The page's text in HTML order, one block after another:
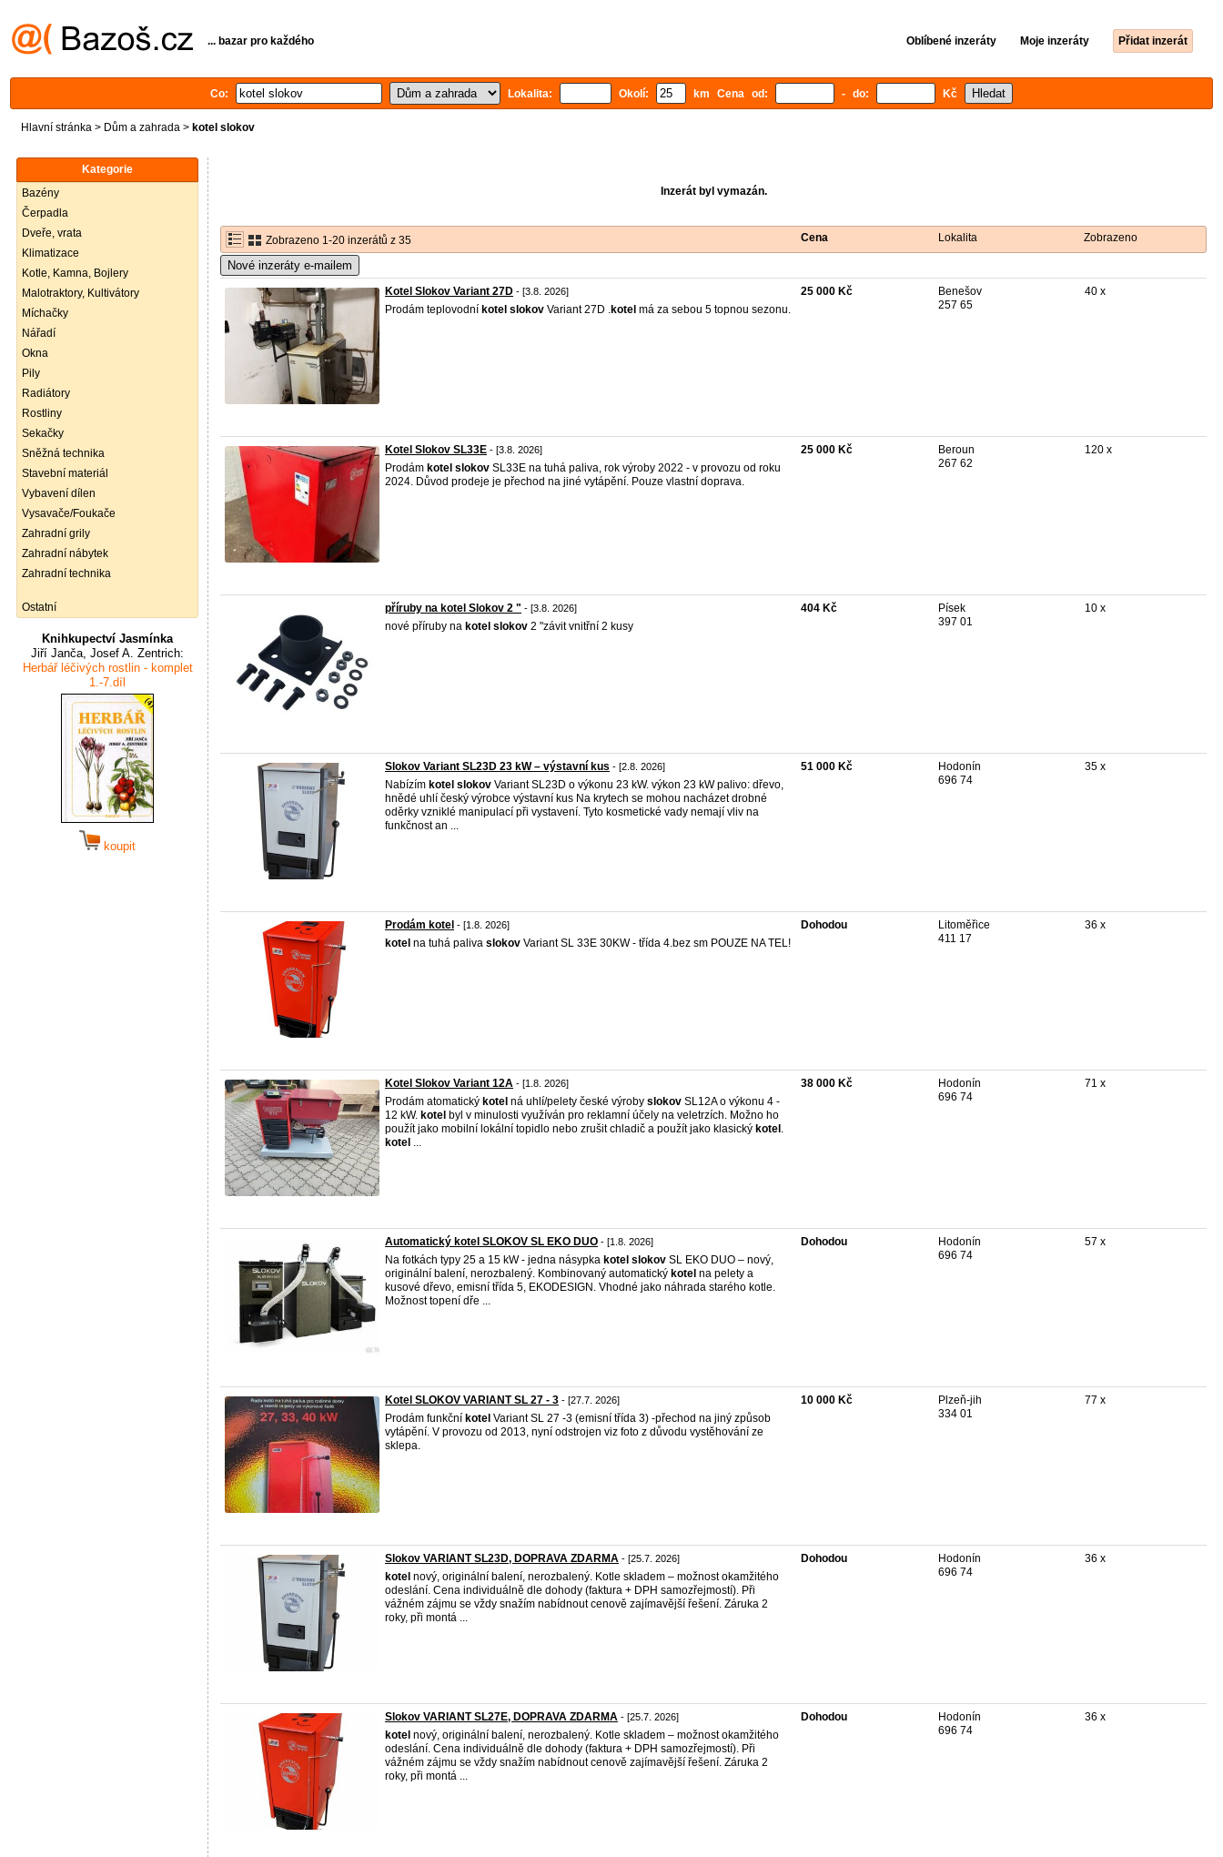
... bazar pro každého Oblíbené inzeráty Moje inzeráty Přidat inzerát
Co: Lokalita: Okolí: km Cena od: - do: Kč
Hlavní stránka > Dům a zahrada > kotel slokov
Kategorie
Bazény
Čerpadla
Dveře, vrata
Klimatizace
Kotle, Kamna, Bojlery
Malotraktory, Kultivátory
Míchačky
Nářadí
Okna
Pily
Radiátory
Rostliny
Sekačky
Sněžná technika
Stavební materiál
Vybavení dílen
Vysavače/Foukače
Zahradní grily
Zahradní nábytek
Zahradní technika
Ostatní
Knihkupectví Jasmínka
Jiří Janča, Josef A. Zentrich:
Herbář léčivých rostlin - komplet
1.-7.díl
koupit
Inzerát byl vymazán.
Zobrazeno 1-20 inzerátů z 35 Cena Lokalita Zobrazeno
Nové inzeráty e-mailem
Kotel Slokov Variant 27D - [3.8. 2026]
Prodám teplovodní kotel slokov Variant 27D .kotel má za sebou 5 topnou sezonu.
25 000 Kč
Benešov
257 65
40 x
Kotel Slokov SL33E - [3.8. 2026]
Prodám kotel slokov SL33E na tuhá paliva, rok výroby 2022 - v provozu od roku
2024. Důvod prodeje je přechod na jiné vytápění. Pouze vlastní doprava.
25 000 Kč
Beroun
267 62
120 x
příruby na kotel Slokov 2 " - [3.8. 2026]
nové příruby na kotel slokov 2 "závit vnitřní 2 kusy
404 Kč
Písek
397 01
10 x
Slokov Variant SL23D 23 kW – výstavní kus - [2.8. 2026]
Nabízím kotel slokov Variant SL23D o výkonu 23 kW. výkon 23 kW palivo: dřevo,
hnědé uhlí český výrobce výstavní kus Na krytech se mohou nacházet drobné
oděrky vzniklé manipulací při vystavení. Tyto kosmetické vady nemají vliv na
funkčnost an ...
51 000 Kč
Hodonín
696 74
35 x
Prodám kotel - [1.8. 2026]
kotel na tuhá paliva slokov Variant SL 33E 30KW - třída 4.bez sm POUZE NA TEL!
Dohodou
Litoměřice
411 17
36 x
Kotel Slokov Variant 12A - [1.8. 2026]
Prodám atomatický kotel ná uhlí/pelety české výroby slokov SL12A o výkonu 4 -
12 kW. kotel byl v minulosti využíván pro reklamní účely na veletrzích. Možno ho
použít jako mobilní lokální topidlo nebo zrušit chladič a použít jako klasický kotel .
kotel ...
38 000 Kč
Hodonín
696 74
71 x
Automatický kotel SLOKOV SL EKO DUO - [1.8. 2026]
Na fotkách typy 25 a 15 kW - jedna násypka kotel slokov SL EKO DUO – nový,
originální balení, nerozbalený. Kombinovaný automatický kotel na pelety a
kusové dřevo, emisní třída 5, EKODESIGN. Vhodné jako náhrada starého kotle.
Možnost topení dře ...
Dohodou
Hodonín
696 74
57 x
Kotel SLOKOV VARIANT SL 27 - 3 - [27.7. 2026]
Prodám funkční kotel Variant SL 27 -3 (emisní třída 3) -přechod na jiný způsob
vytápění. V provozu od 2013, nyní odstrojen viz foto z důvodu vystěhování ze
sklepa.
10 000 Kč
Plzeň-jih
334 01
77 x
Slokov VARIANT SL23D, DOPRAVA ZDARMA - [25.7. 2026]
kotel nový, originální balení, nerozbalený. Kotle skladem – možnost okamžitého
odeslání. Cena individuálně dle dohody (faktura + DPH samozřejmostí). Při
vážném zájmu se vždy snažím nabídnout cenově zajímavější řešení. Záruka 2
roky, při montá ...
Dohodou
Hodonín
696 74
36 x
Slokov VARIANT SL27E, DOPRAVA ZDARMA - [25.7. 2026]
kotel nový, originální balení, nerozbalený. Kotle skladem – možnost okamžitého
odeslání. Cena individuálně dle dohody (faktura + DPH samozřejmostí). Při
vážném zájmu se vždy snažím nabídnout cenově zajímavější řešení. Záruka 2
roky, při montá ...
Dohodou
Hodonín
696 74
36 x